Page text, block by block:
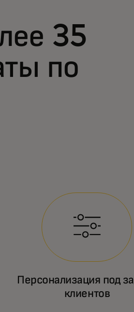
35
по
Персонализация под
клиентов